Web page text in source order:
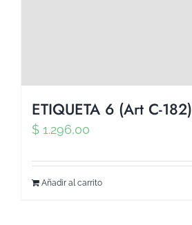
ETIQUETA 6 (Art C-182)
$ 1.296,00
Añadir al carrito